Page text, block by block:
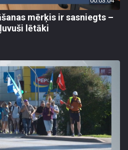
mērķis ir sasniegts –
lētāki